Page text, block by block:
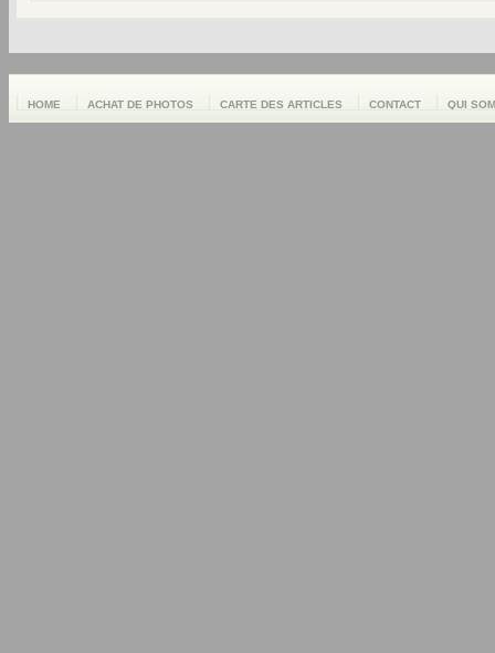
HOME ACHAT DE PHOTOS CARTE DES ARTICLES CONTACT QUI